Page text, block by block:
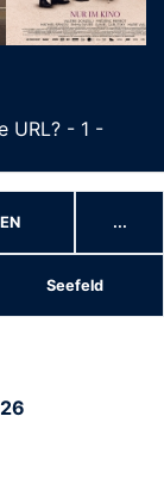
URL? - 1 -
...
Seefeld